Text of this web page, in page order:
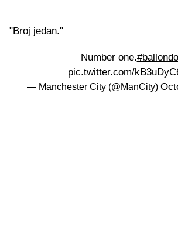
"Broj jedan."
Number one.
pic.twitter.com/
— Manchester City (@ManCity)